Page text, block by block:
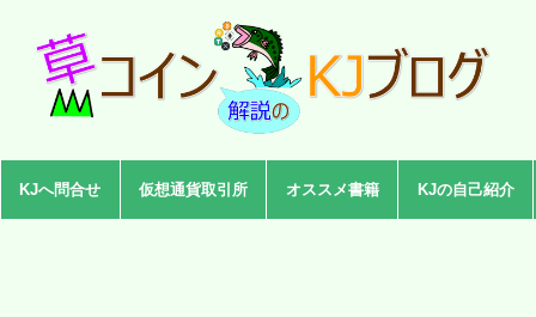
KJへ問合せ 仮想通貨取引所 オススメ書籍 KJの自己紹介